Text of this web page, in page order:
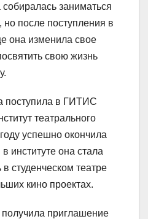
заниматься
после поступления в
она изменила свое
свою жизнь
поступила в ГИТИС
театрального
успешно окончила
институте она стала
в студенческом театре
кино проектах.
получила приглашение